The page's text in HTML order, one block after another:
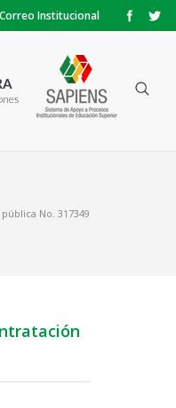
Correo Institucional
No. 317349